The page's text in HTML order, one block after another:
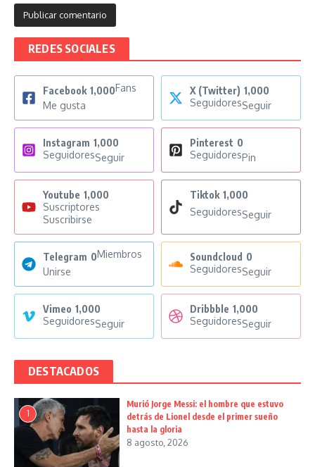
REDES SOCIALES
Facebook 1,000Fans
Me gusta
X (Twitter) 1,000
SeguidoresSeguir
Instagram 1,000
SeguidoresSeguir
Pinterest 0
SeguidoresPin
Youtube 1,000
Suscriptores
Suscribirse
Tiktok 1,000
SeguidoresSeguir
Telegram 0Miembros
Unirse
Soundcloud 0
SeguidoresSeguir
Vimeo 1,000
SeguidoresSeguir
Dribbble 1,000
SeguidoresSeguir
DESTACADOS
1
Murió Jorge Messi: el hombre que estuvo
detrás de Lionel desde el primer sueño
hasta la gloria
8 agosto, 2026